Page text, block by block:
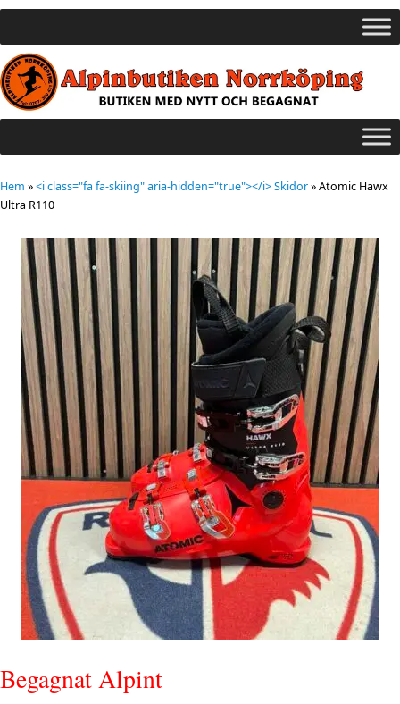
Hem »<i class="fa fa-skiing" aria-hidden="true"></i> Skidor»Atomic Hawx
Ultra R110
Begagnat Alpint